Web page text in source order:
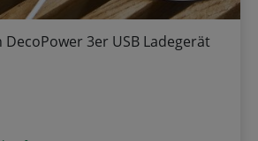
DecoPower 3er USB Ladegerät